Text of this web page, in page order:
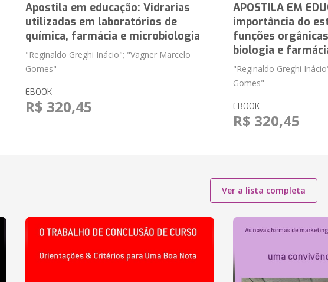
Apostila em educação: Vidrarias
utilizadas em laboratórios de
química, farmácia e microbiologia
"Reginaldo Greghi Inácio"; "Vagner Marcelo
Gomes"
EBOOK
R$ 320,45
APOSTILA EM
importância do
funções
biologia e
"Reginaldo Greghi
Gomes"
EBOOK
R$ 320,45
Ver a lista completa